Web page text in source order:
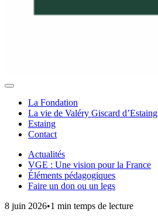
La Fondation
La vie de Valéry Giscard d’Estaing
Estaing
Contact
Actualités
VGE : Une vision pour la France
Éléments pédagogiques
Faire un don ou un legs
8 juin 2026•1 min temps de lecture